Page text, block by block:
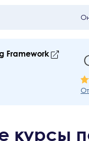
Framework
курсы